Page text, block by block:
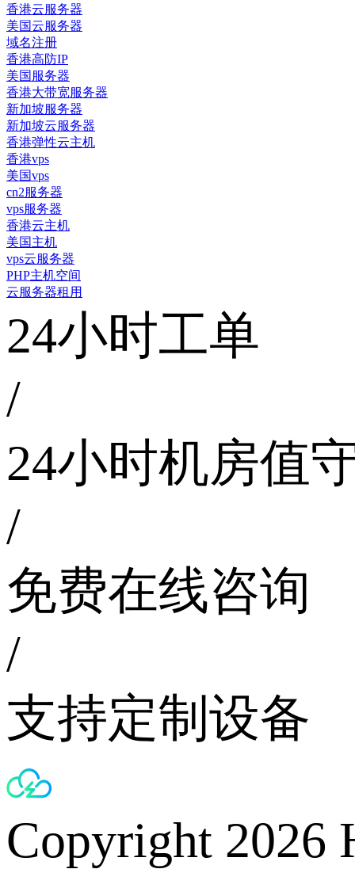
香港云服务器
美国云服务器
域名注册
香港高防IP
美国服务器
香港大带宽服务器
新加坡服务器
新加坡云服务器
香港弹性云主机
香港vps
美国vps
cn2服务器
vps服务器
香港云主机
美国主机
vps云服务器
PHP主机空间
云服务器租用
24小时工单
/
24小时机房值
/
免费在线咨询
/
支持定制设备
Copyright 2026